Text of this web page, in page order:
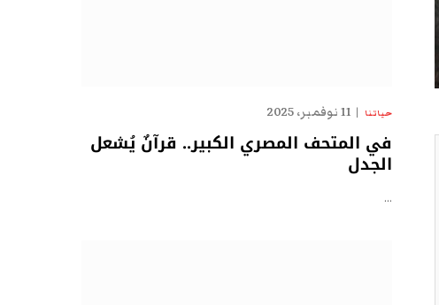
حياتنا 11 نوفمبر، 2025
في المتحف المصري الكبير.. قرآنٌ يُشعل
الجدل
…